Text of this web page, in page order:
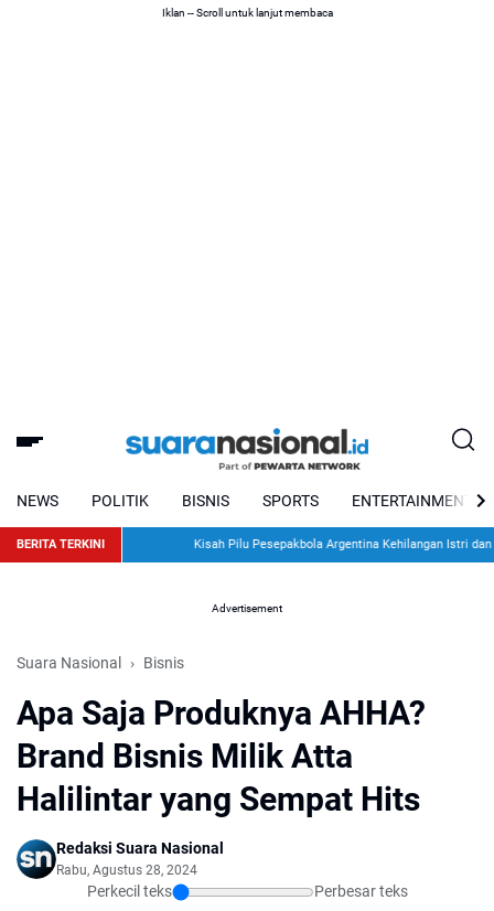
Iklan -- Scroll untuk lanjut membaca
NEWS POLITIK BISNIS SPORTS ENTERTAINMENT
BERITA TERKINI Kisah Pilu Pesepakbola Argentina Kehilangan Istri dan Dua
Advertisement
Suara Nasional Bisnis
Apa Saja Produknya AHHA?
Brand Bisnis Milik Atta
Halilintar yang Sempat Hits
Redaksi Suara Nasional
Rabu, Agustus 28, 2024
Perkecil teks Perbesar teks